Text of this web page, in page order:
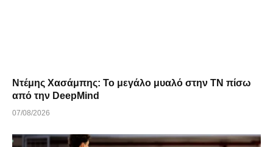
Ντέμης Χασάμπης: Το μεγάλο μυαλό στην ΤΝ πίσω
από την DeepMind
07/08/2026